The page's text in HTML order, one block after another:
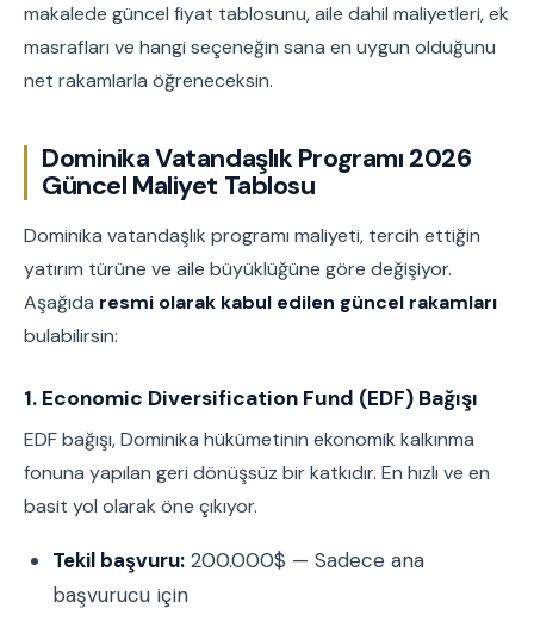
makalede güncel fiyat tablosunu, aile dahil maliyetleri, ek
masrafları ve hangi seçeneğin sana en uygun olduğunu
net rakamlarla öğreneceksin.
Dominika Vatandaşlık Programı 2026
Güncel Maliyet Tablosu
Dominika vatandaşlık programı maliyeti, tercih ettiğin
yatırım türüne ve aile büyüklüğüne göre değişiyor.
Aşağıda resmi olarak kabul edilen güncel rakamları
bulabilirsin:
1. Economic Diversification Fund (EDF) Bağışı
EDF bağışı, Dominika hükümetinin ekonomik kalkınma
fonuna yapılan geri dönüşsüz bir katkıdır. En hızlı ve en
basit yol olarak öne çıkıyor.
Tekil başvuru: 200.000$ — Sadece ana
başvurucu için